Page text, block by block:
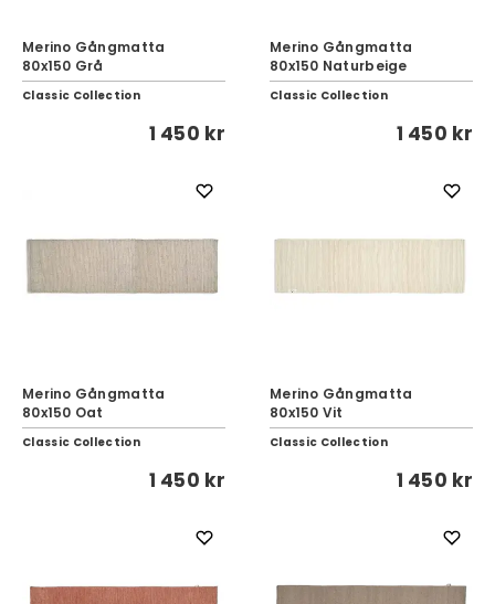
Merino Gångmatta
80x150 Grå
Classic Collection
1 450 kr
Merino Gångmatta
80x150 Naturbeige
Classic Collection
1 450 kr
Merino Gångmatta
80x150 Oat
Classic Collection
1 450 kr
Merino Gångmatta
80x150 Vit
Classic Collection
1 450 kr